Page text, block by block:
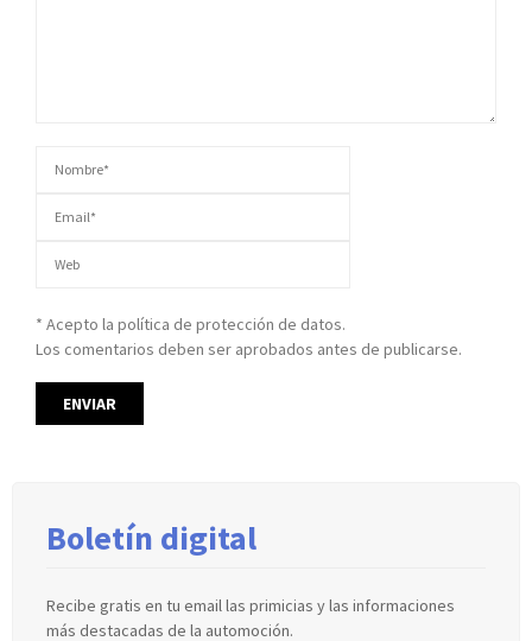
* Acepto la política de protección de datos.
Los comentarios deben ser aprobados antes de publicarse.
Boletín digital
Recibe gratis en tu email las primicias y las informaciones
más destacadas de la automoción.